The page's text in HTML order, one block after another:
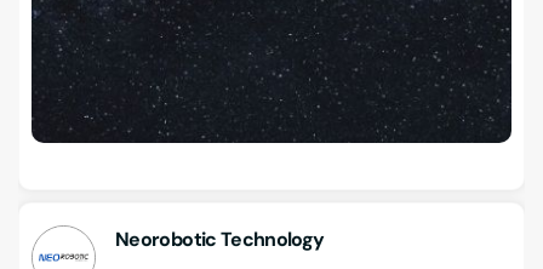
Neorobotic Technology